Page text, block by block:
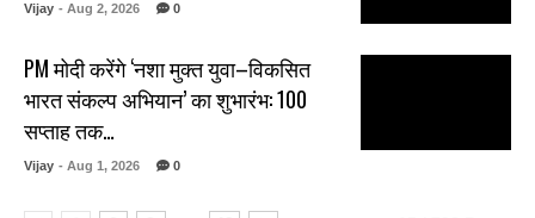
Vijay - Aug 2, 2026 0
PM मोदी करेंगे ‘नशा मुक्त युवा–विकसित
भारत संकल्प अभियान’ का शुभारंभ: 100
सप्ताह तक…
Vijay - Aug 1, 2026 0